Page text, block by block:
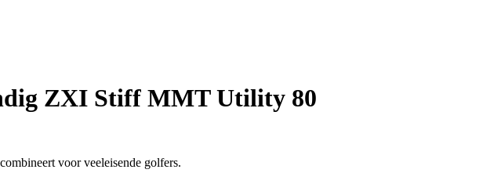
ZXI Stiff MMT Utility 80
voor veeleisende golfers.